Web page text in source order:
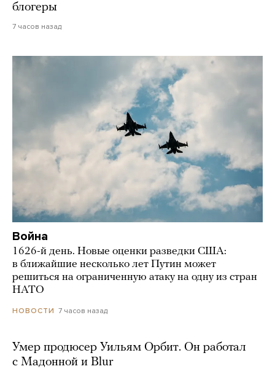
блогеры
7 часов назад
Война
1626-й день. Новые оценки разведки США:
в ближайшие несколько лет Путин может
решиться на ограниченную атаку на одну из стран
НАТО
НОВОСТИ 7 часов назад
Умер продюсер Уильям Орбит. Он работал
с Мадонной и Blur